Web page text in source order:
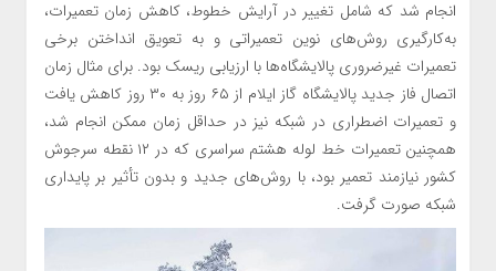
انجام شد که شامل تغییر در آرایش خطوط، کاهش زمان تعمیرات،
به‌کارگیری روش‌های نوین تعمیراتی و به تعویق انداختن برخی
تعمیرات غیرضروری پالایشگاه‌ها با ارزیابی ریسک بود. برای مثال زمان
اتصال فاز جدید پالایشگاه گاز ایلام از ۶۵ روز به ۳۰ روز کاهش یافت
و تعمیرات اضطراری در شبکه نیز در حداقل زمان ممکن انجام شد،
همچنین تعمیرات خط لوله هشتم سراسری که در ۱۲ نقطه سرجوش
کشور نیازمند تعمیر بود، با روش‌های جدید و بدون تأثیر بر پایداری
شبکه صورت گرفت.